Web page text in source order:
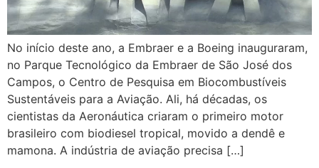
No início deste ano, a Embraer e a Boeing inauguraram,
no Parque Tecnológico da Embraer de São José dos
Campos, o Centro de Pesquisa em Biocombustíveis
Sustentáveis para a Aviação. Ali, há décadas, os
cientistas da Aeronáutica criaram o primeiro motor
brasileiro com biodiesel tropical, movido a dendê e
mamona. A indústria de aviação precisa […]